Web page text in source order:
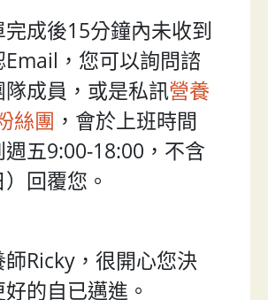
完成後15分鐘內未收到
Email，您可以詢問諮
成員，或是私訊營養
絲團 ，會於上班時間
週五9:00-18:00，不含
回覆您。
Ricky，很開心您決
的自已邁進。